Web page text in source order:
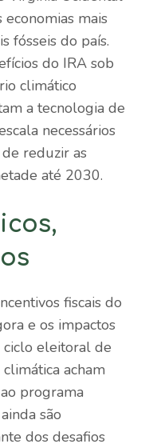
mais
fósseis do país.
do IRA sob
climático
a tecnologia de
necessários
reduzir as
até 2030.
fiscais do
e os impactos
eleitoral de
acham
programa
são
dos desafios